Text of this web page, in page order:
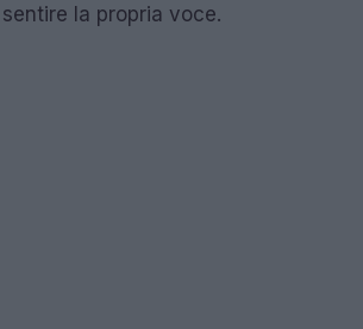
la propria voce.